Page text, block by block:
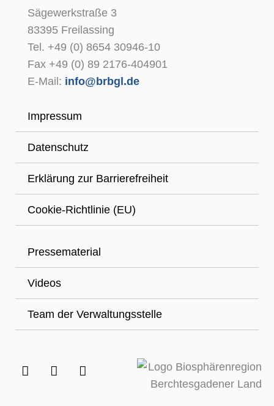
Sägewerkstraße 3
83395 Freilassing
Tel. +49 (0) 8654 30946-10
Fax +49 (0) 89 2176-404901
E-Mail: info@brbgl.de
Impressum
Datenschutz
Erklärung zur Barrierefreiheit
Cookie-Richtlinie (EU)
Pressematerial
Videos
Team der Verwaltungsstelle
F
a
I
n
Y
o